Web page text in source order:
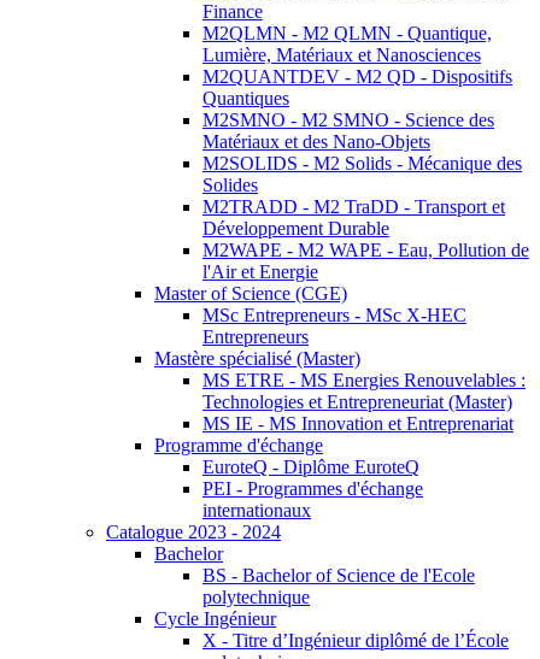
Finance
M2QLMN - M2 QLMN - Quantique,
Lumière, Matériaux et Nanosciences
M2QUANTDEV - M2 QD - Dispositifs
Quantiques
M2SMNO - M2 SMNO - Science des
Matériaux et des Nano-Objets
M2SOLIDS - M2 Solids - Mécanique des
Solides
M2TRADD - M2 TraDD - Transport et
Développement Durable
M2WAPE - M2 WAPE - Eau, Pollution de
l'Air et Energie
Master of Science (CGE)
MSc Entrepreneurs - MSc X-HEC
Entrepreneurs
Mastère spécialisé (Master)
MS ETRE - MS Energies Renouvelables :
Technologies et Entrepreneuriat (Master)
MS IE - MS Innovation et Entreprenariat
Programme d'échange
EuroteQ - Diplôme EuroteQ
PEI - Programmes d'échange
internationaux
Catalogue 2023 - 2024
Bachelor
BS - Bachelor of Science de l'Ecole
polytechnique
Cycle Ingénieur
X - Titre d’Ingénieur diplômé de l’École